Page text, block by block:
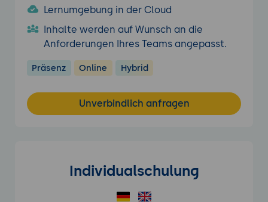
Lernumgebung in der Cloud
Inhalte werden auf Wunsch an die
Anforderungen Ihres Teams angepasst.
Präsenz Online Hybrid
Unverbindlich anfragen
Individualschulung